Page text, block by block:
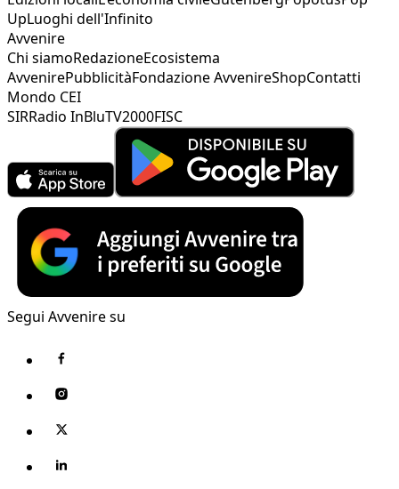
UpLuoghi dell'Infinito
Avvenire
Chi siamoRedazioneEcosistema
AvvenirePubblicitàFondazione AvvenireShopContatti
Mondo CEI
SIRRadio InBluTV2000FISC
Segui Avvenire su